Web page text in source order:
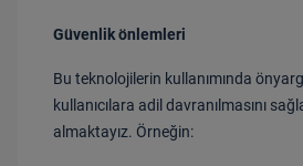
Güvenlik önlemleri
Bu teknolojilerin kullanımında
kullanıcılara adil davranılmasını
almaktayız. Örneğin: